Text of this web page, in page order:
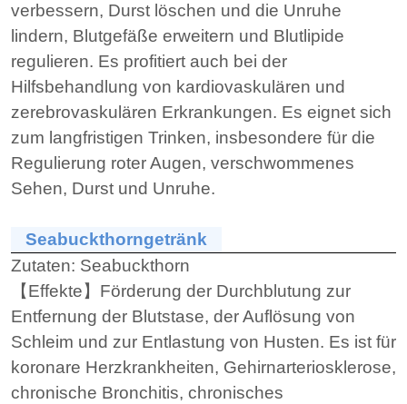
verbessern, Durst löschen und die Unruhe
lindern, Blutgefäße erweitern und Blutlipide
regulieren. Es profitiert auch bei der
Hilfsbehandlung von kardiovaskulären und
zerebrovaskulären Erkrankungen. Es eignet sich
zum langfristigen Trinken, insbesondere für die
Regulierung roter Augen, verschwommenes
Sehen, Durst und Unruhe.
Seabuckthorngetränk
Zutaten: Seabuckthorn
【Effekte】Förderung der Durchblutung zur
Entfernung der Blutstase, der Auflösung von
Schleim und zur Entlastung von Husten. Es ist für
koronare Herzkrankheiten, Gehirnarteriosklerose,
chronische Bronchitis, chronisches